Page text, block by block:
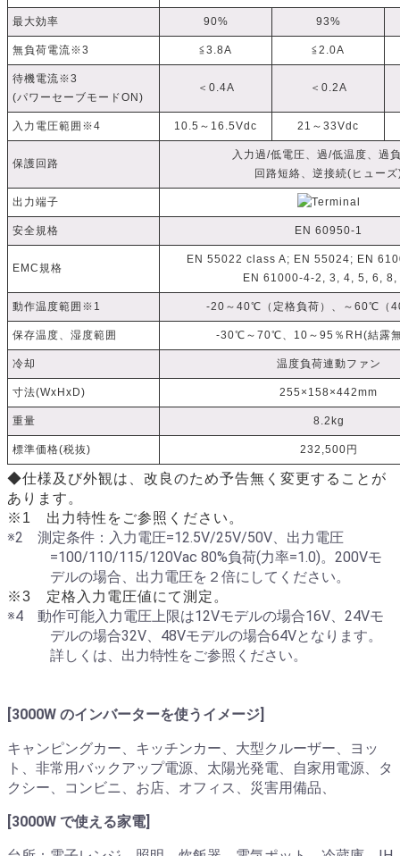
最大効率 90% 93%
無負荷電流※3 ≦3.8A ≦2.0A
待機電流※3
(パワーセーブモードON)
＜0.4A ＜0.2A
入力電圧範囲※4 10.5～16.5Vdc 21～33Vdc
保護回路
入力過/低電圧、過/低温度、過
回路短絡、逆接続(ヒュー
出力端子
安全規格 EN 60950-1
EMC規格
EN 55022 class A; EN 55024; EN
EN 61000-4-2, 3, 4, 5, 6, 8,
動作温度範囲※1 -20～40℃（定格負荷）、～60℃（
保存温度、湿度範囲 -30℃～70℃、10～95％RH(結露
冷却 温度負荷連動ファン
寸法(WxHxD) 255×158×442mm
重量 8.2kg
標準価格(税抜) 232,500円
◆仕様及び外観は、改良のため予告無く変更することが
あります。
※1 出力特性をご参照ください。
※2 測定条件：入力電圧=12.5V/25V/50V、出力電圧
=100/110/115/120Vac 80%負荷(力率=1.0)。200Vモ
デルの場合、出力電圧を２倍にしてください。
※3 定格入力電圧値にて測定。
※4 動作可能入力電圧上限は12Vモデルの場合16V、24Vモ
デルの場合32V、48Vモデルの場合64Vとなります。
詳しくは、出力特性をご参照ください。
[3000W のインバーターを使うイメージ]
キャンピングカー、キッチンカー、大型クルーザー、ヨッ
ト、非常用バックアップ電源、太陽光発電、自家用電源、タ
クシー、コンビニ、お店、オフィス、災害用備品、
[3000W で使える家電]